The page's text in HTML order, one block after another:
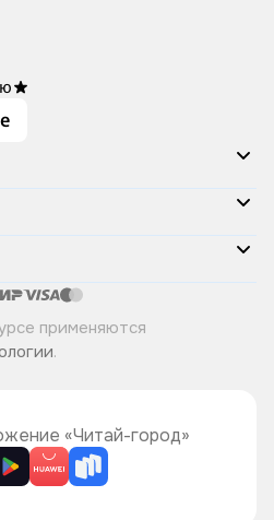
применяются
.
«Читай-город»